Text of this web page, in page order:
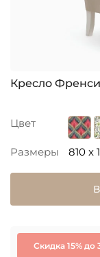
Кресло
Цвет
Размеры 810 x
Скидка 15% до